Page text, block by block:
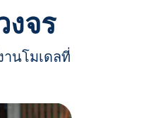
จร
านโมเดลที่